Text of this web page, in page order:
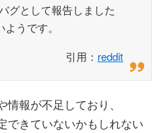
グとして報告しました
うです。
引用： reddit
報が不足しており、
できていないかもしれない